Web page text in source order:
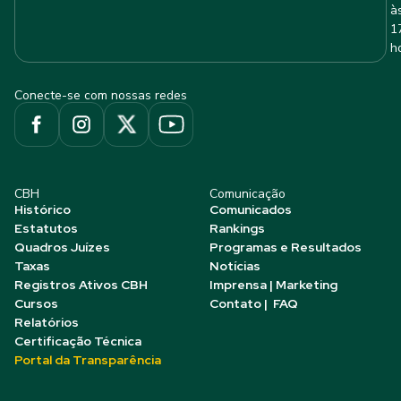
Conecte-se com nossas redes
CBH
Histórico
Estatutos
Quadros Juízes
Taxas
Registros Ativos CBH
Cursos
Relatórios
Certificação Técnica
Portal da Transparência
Comunicação
Comunicados
Rankings
Programas e Resultados
Notícias
Imprensa | Marketing
Contato | FAQ